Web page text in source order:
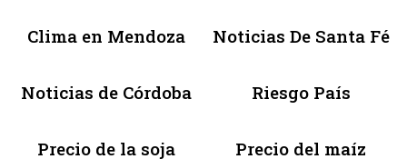
Clima en Mendoza Noticias De Santa Fé
Noticias de Córdoba Riesgo País
Precio de la soja Precio del maíz